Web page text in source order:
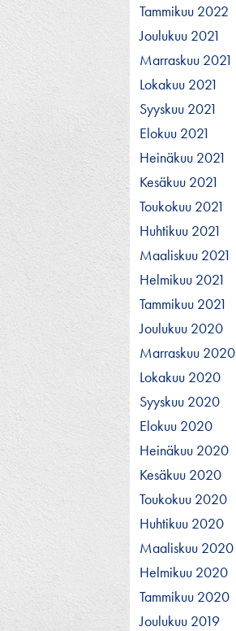
Tammikuu 2022
Joulukuu 2021
Marraskuu 2021
Lokakuu 2021
Syyskuu 2021
Elokuu 2021
Heinäkuu 2021
Kesäkuu 2021
Toukokuu 2021
Huhtikuu 2021
Maaliskuu 2021
Helmikuu 2021
Tammikuu 2021
Joulukuu 2020
Marraskuu 2020
Lokakuu 2020
Syyskuu 2020
Elokuu 2020
Heinäkuu 2020
Kesäkuu 2020
Toukokuu 2020
Huhtikuu 2020
Maaliskuu 2020
Helmikuu 2020
Tammikuu 2020
Joulukuu 2019